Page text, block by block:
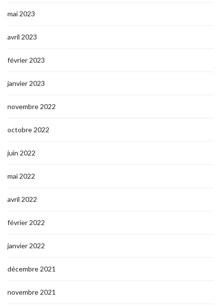
mai 2023
avril 2023
février 2023
janvier 2023
novembre 2022
octobre 2022
juin 2022
mai 2022
avril 2022
février 2022
janvier 2022
décembre 2021
novembre 2021